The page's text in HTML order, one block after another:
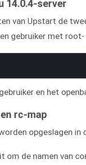
14.0.4-server
van Upstart de
gebruiker met
en het
rc-map
opgeslagen in
om de namen van